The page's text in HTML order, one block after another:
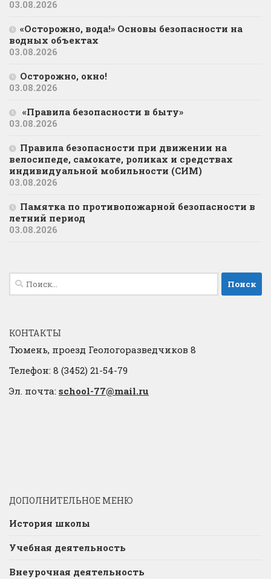
03.08.2026
«Осторожно, вода!» Основы безопасности на
водных объектах
03.08.2026
Осторожно, окно!
03.08.2026
«Правила безопасности в быту»
03.08.2026
Правила безопасности при движении на
велосипеде, самокате, роликах и средствах
индивидуальной мобильности (СИМ)
03.08.2026
Памятка по противопожарной безопасности в
летний период
03.08.2026
Найти:
КОНТАКТЫ
Тюмень, проезд Геологоразведчиков 8
Телефон: 8 (3452) 21-54-79
Эл. почта: school-77@mail.ru
ДОПОЛНИТЕЛЬНОЕ МЕНЮ
История школы
Учебная деятельность
Внеурочная деятельность